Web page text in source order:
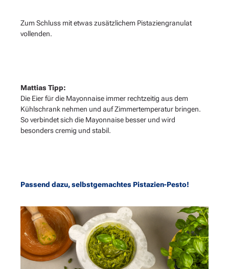
Zum Schluss mit etwas zusätzlichem Pistaziengranulat
vollenden.
Mattias Tipp:
Die Eier für die Mayonnaise immer rechtzeitig aus dem
Kühlschrank nehmen und auf Zimmertemperatur bringen.
So verbindet sich die Mayonnaise besser und wird
besonders cremig und stabil.
Passend dazu, selbstgemachtes Pistazien-Pesto!